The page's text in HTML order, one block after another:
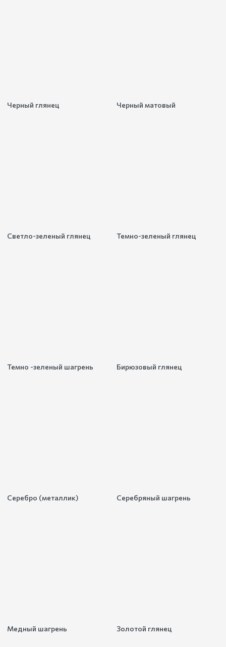
Черный глянец Черный матовый
Светло-зеленый глянец Темно-зеленый глянец
Темно -зеленый шагрень Бирюзовый глянец
Серебро (металлик) Серебряный шагрень
Медный шагрень Золотой глянец